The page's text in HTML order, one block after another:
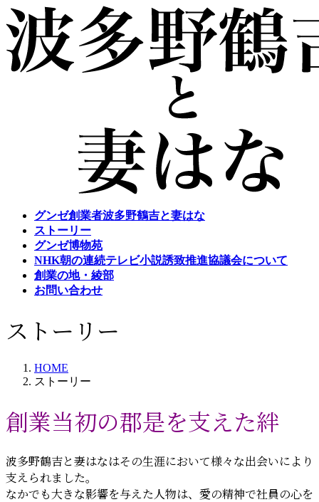
コ
ン
テ
ン
ツ
ナ
ビ
ゲ
ー
シ
グンゼ創業者波多野鶴吉と妻はな
ストーリー
グンゼ博物苑
NHK朝の連続テレビ小説誘致推進協議会について
創業の地・綾部
お問い合わせ
ストーリー
HOME
ストーリー
創業当初の郡是を支えた絆
波多野鶴吉と妻はなはその生涯において様々な出会いにより
支えられました。
なかでも大きな影響を与えた人物は、愛の精神で社員の心を